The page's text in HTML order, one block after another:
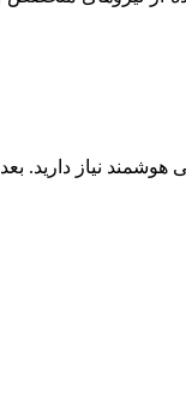
نیاز دارید.